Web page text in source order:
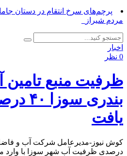
پرچم‌های سرخ انتقام در دستان
مردم شیراز_
اخبار
0 نظر
ظرفیت منبع
بندری
یافت
درصدی ظرفیت آب شهر سوزا با وارد